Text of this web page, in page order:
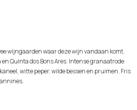
wijngaarden waar deze wijn vandaan komt,
Quinta dos Bons Ares. Intense granaatrode
witte peper, wilde bessen en pruimen. Fris